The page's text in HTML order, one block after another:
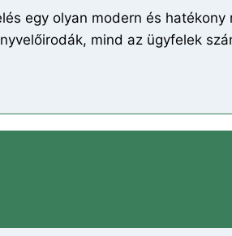
egy olyan modern és hatékony
mind az ügyfelek